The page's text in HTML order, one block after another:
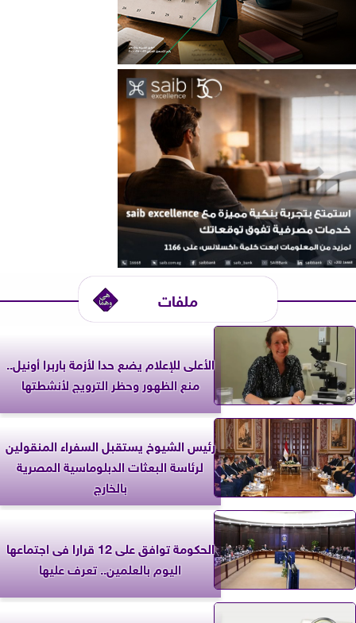
ملفات
الأعلى للإعلام يضع حدا لأزمة باربرا أونيل..
منع الظهور وحظر الترويج لأنشطتها
رئيس الشيوخ يستقبل السفراء المنقولين
لرئاسة البعثات الدبلوماسية المصرية
بالخارج
الحكومة توافق على 12 قرارا فى اجتماعها
اليوم بالعلمين.. تعرف عليها